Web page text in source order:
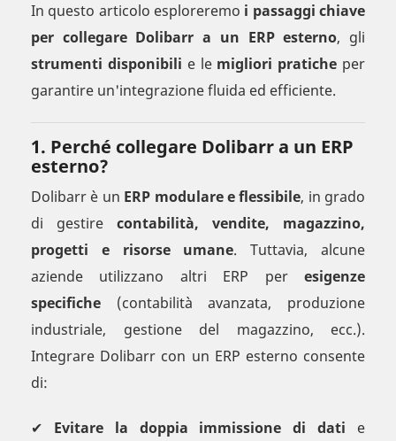
In questo articolo esploreremo i passaggi chiave
per collegare Dolibarr a un ERP esterno, gli
strumenti disponibili e le migliori pratiche per
garantire un'integrazione fluida ed efficiente.
1. Perché collegare Dolibarr a un ERP
esterno?
Dolibarr è un ERP modulare e flessibile, in grado
di gestire contabilità, vendite, magazzino,
progetti e risorse umane. Tuttavia, alcune
aziende utilizzano altri ERP per esigenze
specifiche (contabilità avanzata, produzione
industriale, gestione del magazzino, ecc.).
Integrare Dolibarr con un ERP esterno consente
di:
✔ Evitare la doppia immissione di dati e